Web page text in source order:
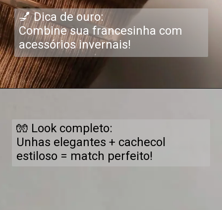
💅 Dica de ouro:
Combine sua francesinha com
acessórios invernais!
🧤 Look completo:
Unhas elegantes + cachecol
estiloso = match perfeito!